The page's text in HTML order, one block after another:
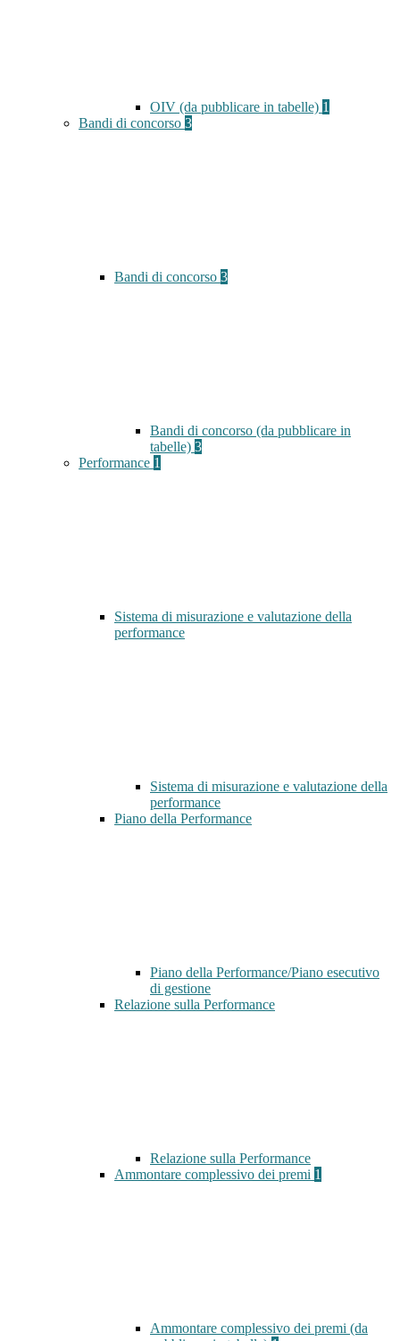
OIV (da pubblicare in tabelle) 1
Bandi di concorso 3
Bandi di concorso 3
Bandi di concorso (da pubblicare in
tabelle) 3
Performance 1
Sistema di misurazione e valutazione della
performance
Sistema di misurazione e valutazione della
performance
Piano della Performance
Piano della Performance/Piano esecutivo
di gestione
Relazione sulla Performance
Relazione sulla Performance
Ammontare complessivo dei premi 1
Ammontare complessivo dei premi (da